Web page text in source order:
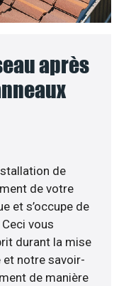
après
de
de votre
et s’occupe de
vous
durant la mise
et notre savoir-
de manière